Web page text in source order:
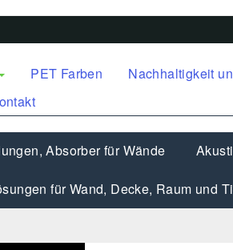
PET Farben Nachhaltigkeit
Absorber für Wände
für Wand, Decke, Raum und